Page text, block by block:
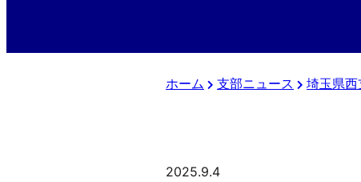
ホーム 支部ニュース 埼玉県西
2025.9.4